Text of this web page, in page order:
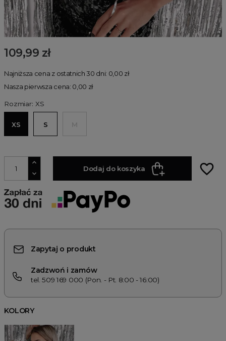
109,99 zł
Najniższa cena z ostatnich 30 dni: 0,00 zł
Nasza pierwsza cena: 0,00 zł
Rozmiar: XS
XS S M
Dodaj do koszyka favorite_border
Zapytaj o produkt
Zadzwoń i zamów
tel. 509 169 000 (Pon. - Pt. 8:00 - 16:00)
KOLORY